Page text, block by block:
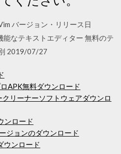
バージョン・リリース日
なテキストエディター 無料のテ
2019/07/27
APK無料ダウンロード
リーナーソフトウェアダウンロ
ンロード
ジョンのダウンロード
ウンロード